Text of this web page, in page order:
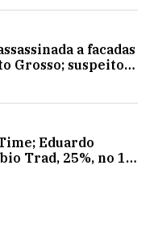
a facadas
Grosso; suspeito é
Eduardo
Trad, 25%, no 1º
MS